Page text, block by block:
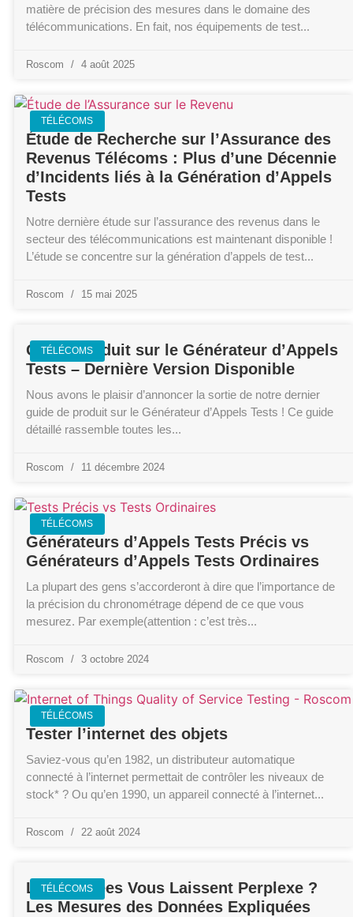
matière de précision des mesures dans le domaine des
télécommunications. En fait, nos équipements de test
Roscom 4 août 2025
TÉLÉCOMS
Étude de Recherche sur l’Assurance des
Revenus Télécoms : Plus d’une Décennie
d’Incidents liés à la Génération d’Appels
Tests
Notre dernière étude sur l’assurance des revenus dans le
secteur des télécommunications est maintenant disponible !
L’étude se concentre sur la génération d’appels de test
Roscom 15 mai 2025
TÉLÉCOMS
Guide Produit sur le Générateur d’Appels
Tests – Dernière Version Disponible
Nous avons le plaisir d’annoncer la sortie de notre dernier
guide de produit sur le Générateur d’Appels Tests ! Ce guide
détaillé rassemble toutes les
Roscom 11 décembre 2024
TÉLÉCOMS
Générateurs d’Appels Tests Précis vs
Générateurs d’Appels Tests Ordinaires
La plupart des gens s’accorderont à dire que l’importance de
la précision du chronométrage dépend de ce que vous
mesurez. Par exemple(attention : c’est très
Roscom 3 octobre 2024
TÉLÉCOMS
Tester l’internet des objets
Saviez-vous qu’en 1982, un distributeur automatique
connecté à l’internet permettait de contrôler les niveaux de
stock* ? Ou qu’en 1990, un appareil connecté à l’internet
Roscom 22 août 2024
TÉLÉCOMS
Les Données Vous Laissent Perplexe ?
Les Mesures des Données Expliquées